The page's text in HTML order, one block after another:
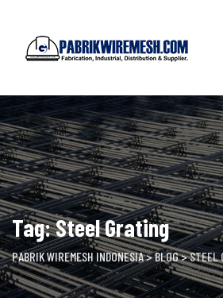
content
Tag: Steel Grating
PABRIK WIREMESH INDONESIA>BLOG>STEEL